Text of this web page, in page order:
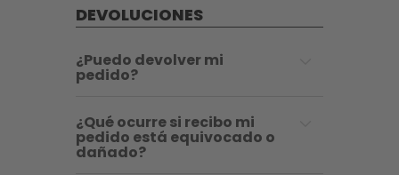
DEVOLUCIONES
¿Puedo devolver mi
pedido?
¿Qué ocurre si recibo mi
pedido está equivocado o
dañado?